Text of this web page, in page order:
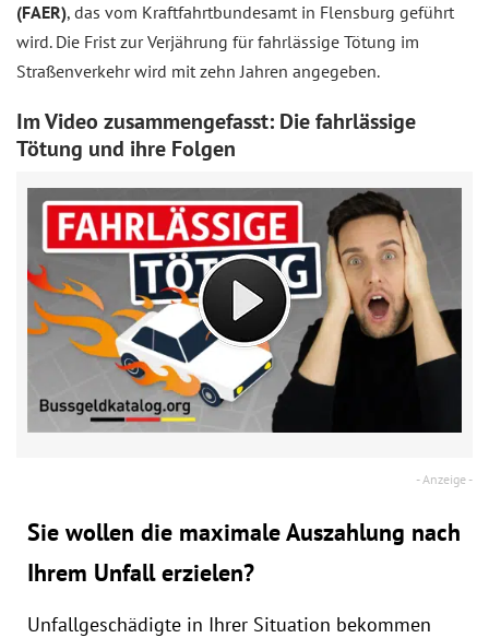
(FAER), das vom Kraftfahrtbundesamt in Flensburg geführt
wird. Die Frist zur Verjährung für fahrlässige Tötung im
Straßenverkehr wird mit zehn Jahren angegeben.
Im Video zusammengefasst: Die fahrlässige
Tötung und ihre Folgen
Sie wollen die maximale Auszahlung nach
Ihrem Unfall erzielen?
Unfallgeschädigte in Ihrer Situation bekommen